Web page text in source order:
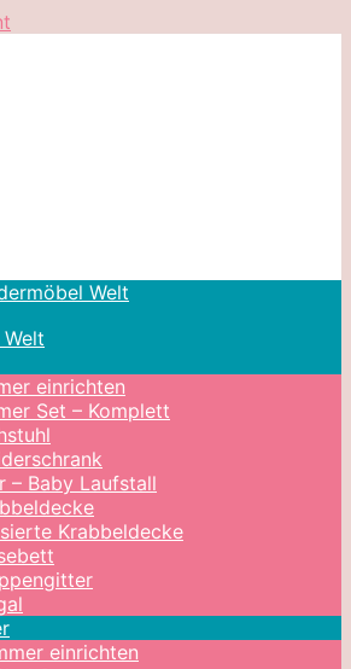
Welt
einrichten
Set – Komplett
– Baby Laufstall
Krabbeldecke
einrichten